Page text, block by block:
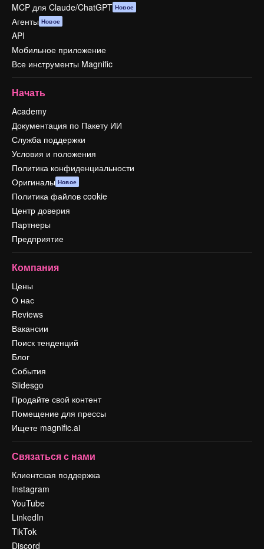
MCP для Claude/ChatGPT Новое
Агенты Новое
API
Мобильное приложение
Все инструменты Magnific
Начать
Academy
Документация по Пакету ИИ
Служба поддержки
Условия и положения
Политика конфиденциальности
Оригиналы Новое
Политика файлов cookie
Центр доверия
Партнеры
Предприятие
Компания
Цены
О нас
Reviews
Вакансии
Поиск тенденций
Блог
События
Slidesgo
Продайте свой контент
Помещение для прессы
Ищете magnific.ai
Связаться с нами
Клиентская поддержка
Instagram
YouTube
LinkedIn
TikTok
Discord